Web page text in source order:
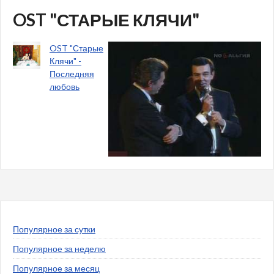
OST "СТАРЫЕ КЛЯЧИ"
OST "Старые
Клячи" -
Последняя
любовь
Популярное за сутки
Популярное за неделю
Популярное за месяц